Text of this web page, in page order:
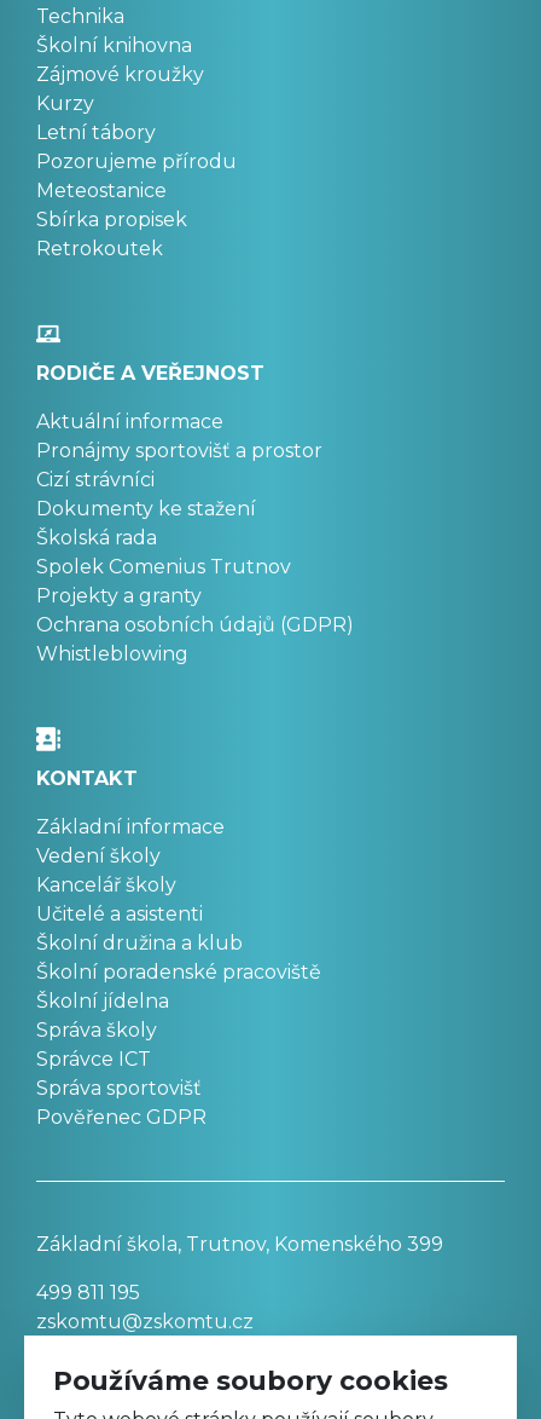
Technika
Školní knihovna
Zájmové kroužky
Kurzy
Letní tábory
Pozorujeme přírodu
Meteostanice
Sbírka propisek
Retrokoutek
RODIČE A VEŘEJNOST
Aktuální informace
Pronájmy sportovišť a prostor
Cizí strávníci
Dokumenty ke stažení
Školská rada
Spolek Comenius Trutnov
Projekty a granty
Ochrana osobních údajů (GDPR)
Whistleblowing
KONTAKT
Základní informace
Vedení školy
Kancelář školy
Učitelé a asistenti
Školní družina a klub
Školní poradenské pracoviště
Školní jídelna
Správa školy
Správce ICT
Správa sportovišť
Pověřenec GDPR
Základní škola, Trutnov, Komenského 399
499 811 195
zskomtu@zskomtu.cz
Prohlášení o přístupnosti stránek
Používáme soubory cookies